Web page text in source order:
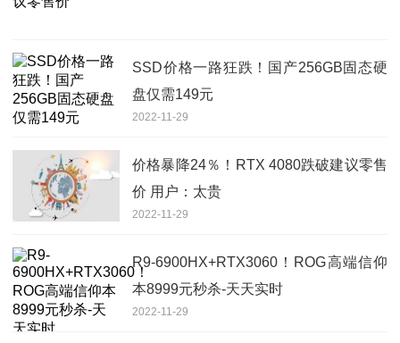
SSD价格一路狂跌！国产256GB固态硬
盘仅需149元
2022-11-29
价格暴降24％！RTX 4080跌破建议零售
价 用户：太贵
2022-11-29
R9-6900HX+RTX3060！ROG高端信仰
本8999元秒杀-天天实时
2022-11-29